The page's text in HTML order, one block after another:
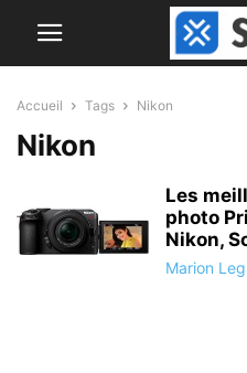
Accueil Tags Nikon
Nikon
Les
photo
Nikon,
Marion